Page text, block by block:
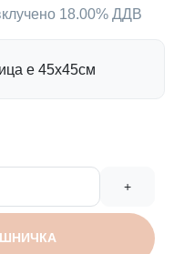
18.00% ДДВ
е 45х45см
+